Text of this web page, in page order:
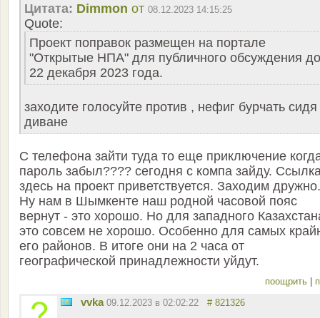
Цитата: Dimmon от 08.12.2023 14:15:25
Quote:
Проект поправок размещен на портале
"Открытые НПА" для публичного обсуждения до
22 декабря 2023 года.
заходите голосуйте против , нефиг бурчать
диване
С телефона зайти туда то еще приключение
пароль забыл???? сегодня с компа зайду.
здесь на проект приветствуется. Заходим дружно.
Ну нам в Шымкенте наш родной часовой пояс
вернут - это хорошо. Но для западного
это совсем не хорошо. Особенно для самых
его районов. В итоге они на 2 часа от
географической принадлежности уйдут.
поощрить
vvka 09.12.2023 в 02:02:22 # 821326